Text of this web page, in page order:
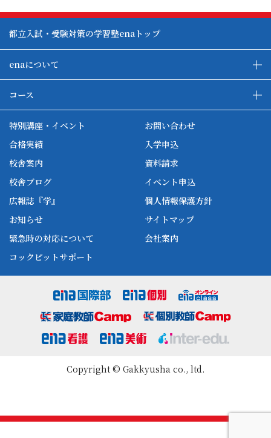
都立入試・受験対策の学習塾enaトップ
enaについて
ena本部について
ena国立タワー竣工
ena-base
新開校
コース
特別講座・イベント
合格実績
校舎案内
校舎ブログ
広報誌『学』
お知らせ
緊急時の対応について
コックピットサポート
お問い合わせ
入学申込
資料請求
イベント申込
個人情報保護方針
サイトマップ
会社案内
Copyright © Gakkyusha co., ltd.